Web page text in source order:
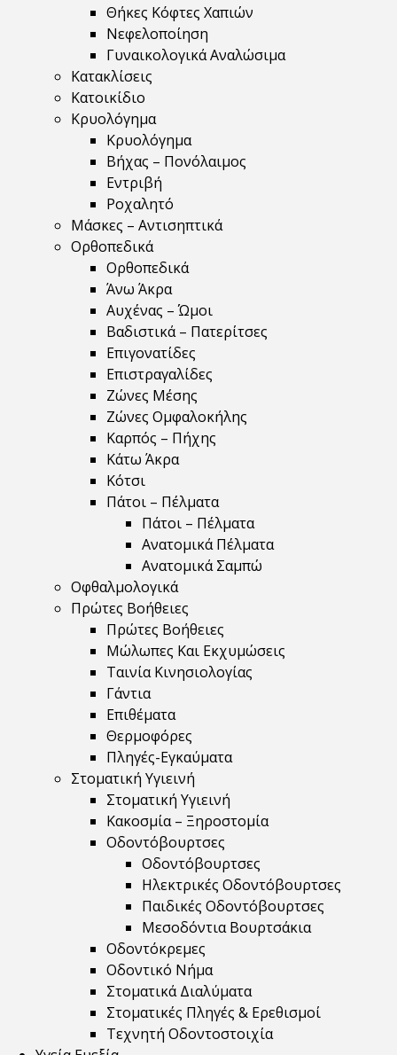
Θήκες Κόφτες Χαπιών
Νεφελοποίηση
Γυναικολογικά Αναλώσιμα
Κατακλίσεις
Κατοικίδιο
Κρυολόγημα
Κρυολόγημα
Βήχας – Πονόλαιμος
Εντριβή
Ροχαλητό
Μάσκες – Αντισηπτικά
Ορθοπεδικά
Ορθοπεδικά
Άνω Άκρα
Αυχένας – Ώμοι
Βαδιστικά – Πατερίτσες
Επιγονατίδες
Επιστραγαλίδες
Ζώνες Μέσης
Ζώνες Ομφαλοκήλης
Καρπός – Πήχης
Κάτω Άκρα
Κότσι
Πάτοι – Πέλματα
Πάτοι – Πέλματα
Ανατομικά Πέλματα
Ανατομικά Σαμπώ
Οφθαλμολογικά
Πρώτες Βοήθειες
Πρώτες Βοήθειες
Μώλωπες Και Εκχυμώσεις
Ταινία Κινησιολογίας
Γάντια
Επιθέματα
Θερμοφόρες
Πληγές-Εγκαύματα
Στοματική Υγιεινή
Στοματική Υγιεινή
Κακοσμία – Ξηροστομία
Οδοντόβουρτσες
Οδοντόβουρτσες
Ηλεκτρικές Οδοντόβουρτσες
Παιδικές Οδοντόβουρτσες
Μεσοδόντια Βουρτσάκια
Οδοντόκρεμες
Οδοντικό Νήμα
Στοματικά Διαλύματα
Στοματικές Πληγές & Ερεθισμοί
Τεχνητή Οδοντοστοιχία